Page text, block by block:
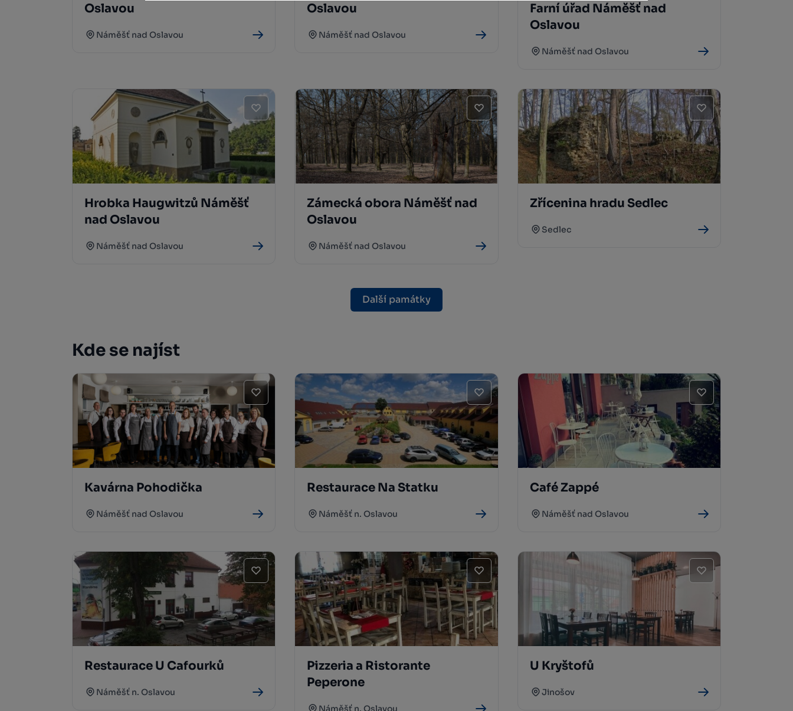
Oslavou
Náměšť nad Oslavou
Oslavou
Náměšť nad Oslavou
Farní úřad Náměšť nad
Oslavou
Náměšť nad Oslavou
Hrobka Haugwitzů Náměšť
nad Oslavou
Náměšť nad Oslavou
Zámecká obora Náměšť nad
Oslavou
Náměšť nad Oslavou
Zřícenina hradu Sedlec
Sedlec
Další památky
Kde se najíst
Kavárna Pohodička
Náměšť nad Oslavou
Restaurace Na Statku
Náměšť n. Oslavou
Café Zappé
Náměšť nad Oslavou
Restaurace U Cafourků
Náměšť n. Oslavou
Pizzeria a Ristorante
Peperone
Náměšť n. Oslavou
U Kryštofů
Jinošov